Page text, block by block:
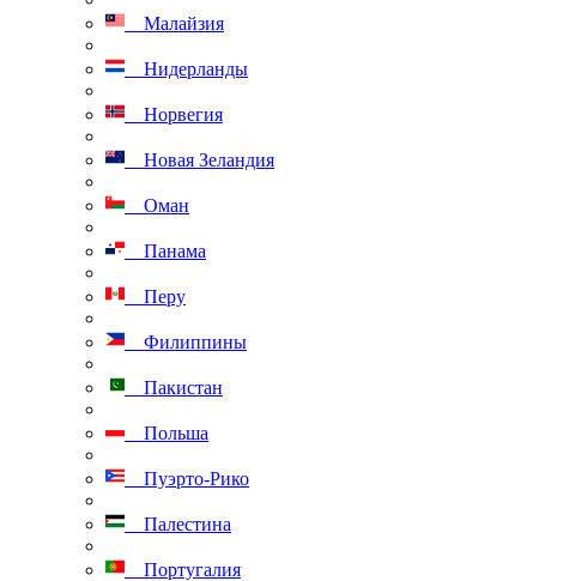
Малайзия
Нидерланды
Норвегия
Новая Зеландия
Оман
Панама
Перу
Филиппины
Пакистан
Польша
Пуэрто-Рико
Палестина
Португалия